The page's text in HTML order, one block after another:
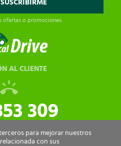
ofertas o promociones.
AL CLIENTE
309
para mejorar nuestros
con sus